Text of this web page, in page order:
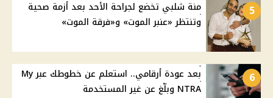
5
منة شلبي تخضع لجراحة الأحد بعد أزمة صحية
وتنتظر «عنبر الموت» و«فرقة الموت»
6
بعد عودة أرقامي.. استعلم عن خطوطك عبر My
NTRA وبلّغ عن غير المستخدمة